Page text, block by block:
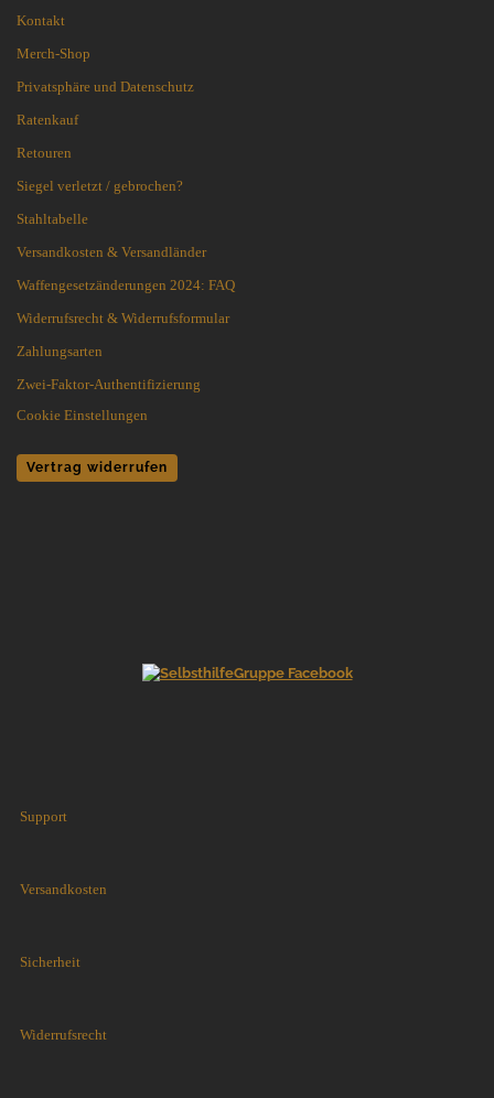
Kontakt
Merch-Shop
Privatsphäre und Datenschutz
Ratenkauf
Retouren
Siegel verletzt / gebrochen?
Stahltabelle
Versandkosten & Versandländer
Waffengesetzänderungen 2024: FAQ
Widerrufsrecht & Widerrufsformular
Zahlungsarten
Zwei-Faktor-Authentifizierung
Cookie Einstellungen
Vertrag widerrufen
Support
Versandkosten
Sicherheit
Widerrufsrecht